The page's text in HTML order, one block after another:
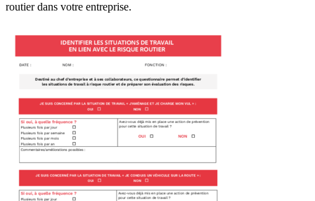
routier dans votre entreprise.